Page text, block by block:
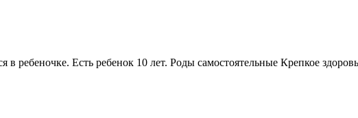
в ребеночке. Есть ребенок 10 лет. Роды самостоятельные Крепкое